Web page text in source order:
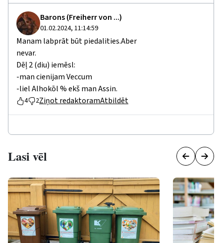
Barons (Freiherr von ...)
01.02.2024, 11:14:59
Manam labprāt būt piedalities.Aber
nevar.
Dēļ 2 (diu) iemēsl:
-man cienijam Veccum
-liel Alhokōl % ekš man Assin.
4 2Ziņot redaktoramAtbildēt
Lasi vēl